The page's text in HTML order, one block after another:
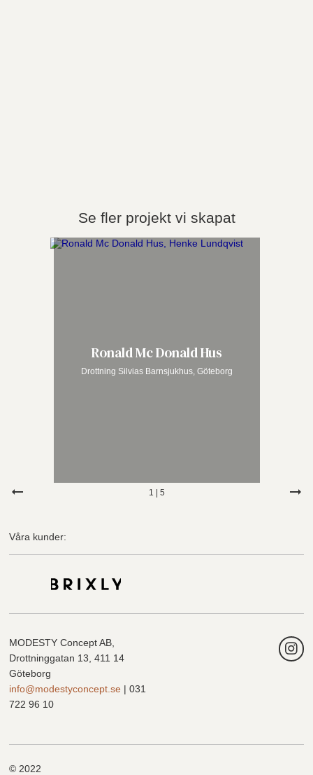
Se fler projekt vi skapat
Ronald Mc Donald Hus
Drottning Silvias Barnsjukhus, Göteborg
1 5
Våra kunder:
MODESTY Concept AB,
Drottninggatan 13, 411 14
Göteborg
info@modestyconcept.se | 031
722 96 10
© 2022